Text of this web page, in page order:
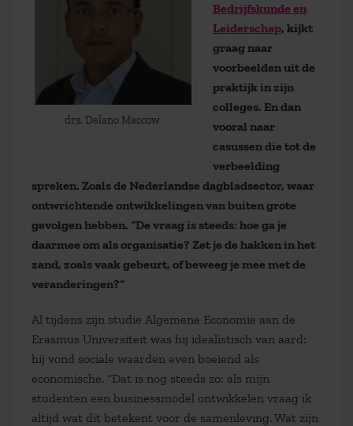
drs. Delano Maccow
Bedrijfskunde en
Leiderschap, kijkt
graag naar
voorbeelden uit de
praktijk in zijn
colleges. En dan
vooral naar
casussen die tot de
verbeelding
spreken. Zoals de Nederlandse dagbladsector, waar
ontwrichtende ontwikkelingen van buiten grote
gevolgen hebben. “De vraag is steeds: hoe ga je
daarmee om als organisatie? Zet je de hakken in het
zand, zoals vaak gebeurt, of beweeg je mee met de
veranderingen?”
Al tijdens zijn studie Algemene Economie aan de
Erasmus Universiteit was hij idealistisch van aard:
hij vond sociale waarden even boeiend als
economische. “Dat is nog steeds zo: als mijn
studenten een businessmodel ontwikkelen vraag ik
altijd wat dit betekent voor de samenleving. Wat zijn